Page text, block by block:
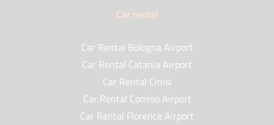
Car rental
Car Rental Bologna Airport
Car Rental Catania Airport
Car Rental Cinisi
Car Rental Comiso Airport
Car Rental Florence Airport